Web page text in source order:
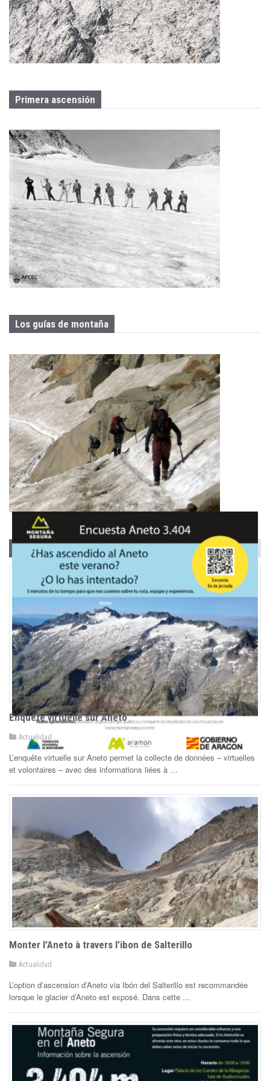
Primera ascensión
Los guías de montaña
Actualidad
Enquête virtuelle sur Aneto
P
t
e
d
i
Actualidad
L’enquête virtuelle sur Aneto permet la collecte de données – virtuelles
et volontaires – avec des informations liées à …
Monter l’Aneto à travers l’ibon de Salterillo
P
t
e
d
i
Actualidad
L’option d’ascension d’Aneto via Ibón del Salterillo est recommandée
lorsque le glacier d’Aneto est exposé. Dans cette …